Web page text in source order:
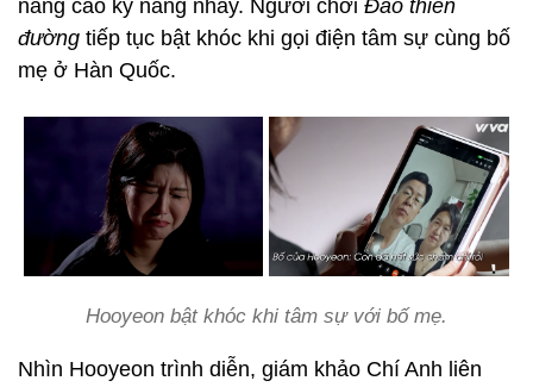
nâng cao kỹ năng nhảy. Người chơi Đảo thiên
đường tiếp tục bật khóc khi gọi điện tâm sự cùng bố
mẹ ở Hàn Quốc.
Hooyeon bật khóc khi tâm sự với bố mẹ.
Nhìn Hooyeon trình diễn, giám khảo Chí Anh liên